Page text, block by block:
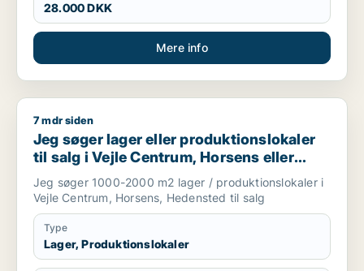
28.000 DKK
Mere info
Jeg søger lager eller produktionslokaler til salg i Vejle
7 mdr siden
Jeg søger lager eller produktionslokaler
til salg i Vejle Centrum, Horsens eller
Hedensted
Jeg søger 1000-2000 m2 lager / produktionslokaler i
Vejle Centrum, Horsens, Hedensted til salg
Type
Lager, Produktionslokaler